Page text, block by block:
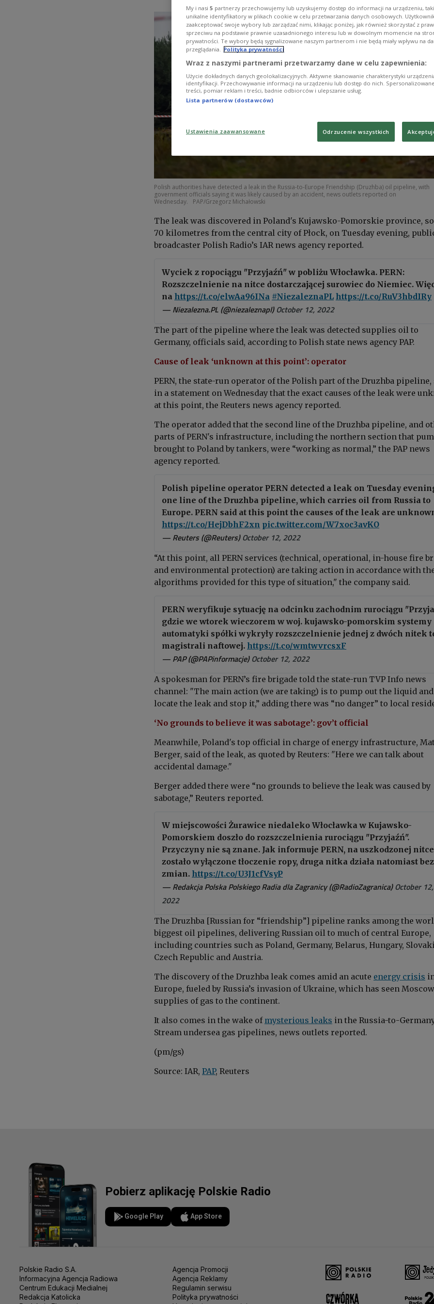
Polish authorities have detected a leak in the Russia-to-Europe Friendship (Druzhba) oil pipeline, with
government officials saying it was likely caused by an accident, news outlets reported on
Wednesday.
PAP/Grzegorz Michałowski
The leak was discovered in Poland's Kujawsko-Pomorskie province,
70 kilometres from the central city of Płock, on Tuesday evening,
broadcaster Polish Radio’s IAR news agency reported.
Wyciek z ropociągu "Przyjaźń" w pobliżu Włocławka. PERN:
Rozszczelnienie na nitce dostarczającej surowiec do Niemiec.
na https://t.co/elwAa96INa #NiezaleznaPL https://t.co/RuV3hbdIRy
— Niezalezna.PL (@niezaleznapl) October 12, 2022
The part of the pipeline where the leak was detected supplies oil to
Germany, officials said, according to Polish state news agency PAP.
Cause of leak ‘unknown at this point’: operator
PERN, the state-run operator of the Polish part of the Druzhba pipeline,
in a statement on Wednesday that the exact causes of the leak were
at this point, the Reuters news agency reported.
The operator added that the second line of the Druzhba pipeline, and
parts of PERN's infrastructure, including the northern section that
brought to Poland by tankers, were “working as normal,” the PAP news
agency reported.
Polish pipeline operator PERN detected a leak on Tuesday
one line of the Druzhba pipeline, which carries oil from Russia to
Europe. PERN said at this point the causes of the leak are
https://t.co/HejDbhF2xn pic.twitter.com/W7xoc3avKO
— Reuters (@Reuters) October 12, 2022
“At this point, all PERN services (technical, operational, in-house fire
and environmental protection) are taking action in accordance with
algorithms provided for this type of situation," the company said.
PERN weryfikuje sytuację na odcinku zachodnim rurociągu
gdzie we wtorek wieczorem w woj. kujawsko-pomorskim systemy
automatyki spółki wykryły rozszczelnienie jednej z dwóch nitek
magistrali naftowej. https://t.co/wmtwvrcsxF
— PAP (@PAPinformacje) October 12, 2022
A spokesman for PERN’s fire brigade told the state-run TVP Info news
channel: "The main action (we are taking) is to pump out the liquid and
locate the leak and stop it,” adding there was “no danger” to local
‘No grounds to believe it was sabotage’: gov’t official
Meanwhile, Poland's top official in charge of energy infrastructure,
Berger, said of the leak, as quoted by Reuters: "Here we can talk about
accidental damage."
Berger added there were “no grounds to believe the leak was caused by
sabotage,” Reuters reported.
W miejscowości Żurawice niedaleko Włocławka w Kujawsko-
Pomorskiem doszło do rozszczelnienia rurociągu "Przyjaźń".
Przyczyny nie są znane. Jak informuje PERN, na uszkodzonej nitce
zostało wyłączone tłoczenie ropy, druga nitka działa natomiast bez
zmian. https://t.co/U3J1cfVsyP
— Redakcja Polska Polskiego Radia dla Zagranicy (@RadioZagranica) October 12,
2022
The Druzhba [Russian for “friendship”] pipeline ranks among the
biggest oil pipelines, delivering Russian oil to much of central Europe,
including countries such as Poland, Germany, Belarus, Hungary,
Czech Republic and Austria.
The discovery of the Druzhba leak comes amid an acute energy crisis
Europe, fueled by Russia’s invasion of Ukraine, which has seen
supplies of gas to the continent.
It also comes in the wake of mysterious leaks in the Russia-to-
Stream undersea gas pipelines, news outlets reported.
(pm/gs)
Source: IAR, PAP, Reuters
Pobierz aplikację Polskie Radio
Google Play App Store
Polskie Radio S.A.
Informacyjna Agencja Radiowa
Centrum Edukacji Medialnej
Redakcja Katolicka
Agencja Promocji
Agencja Reklamy
Regulamin serwisu
Polityka prywatności
My i nasi 5 partnerzy przechowujemy lub uzyskujemy dostęp do informacji na urządzeniu,
unikalne identyfikatory w plikach cookie w celu przetwarzania danych osobowych.
zaakceptować swoje wybory lub zarządzać nimi, klikając poniżej, jak również skorzystać z
sprzeciwu na podstawie prawnie uzasadnionego interesu lub w dowolnym momencie na
prywatności. Te wybory będą sygnalizowane naszym partnerom i nie będą miały wpływu na
przeglądania. Polityka prywatności
Wraz z naszymi partnerami przetwarzamy dane w celu zapewnienia:
Użycie dokładnych danych geolokalizacyjnych. Aktywne skanowanie charakterystyki
identyfikacji. Przechowywanie informacji na urządzeniu lub dostęp do nich.
treści, pomiar reklam i treści, badnie odbiorców i ulepszanie usług.
Lista partnerów (dostawców)
Ustawienia zaawansowane Odrzucenie wszystkich